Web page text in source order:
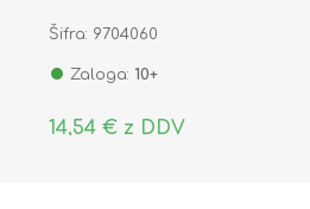
Šifra: 9704060
Zaloga: 10+
14,54 € z DDV